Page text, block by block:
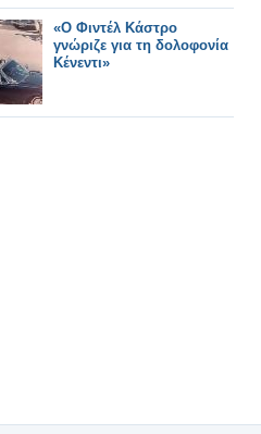
«Ο Φιντέλ Κάστρο
γνώριζε για τη δολοφονία
Κένεντι»